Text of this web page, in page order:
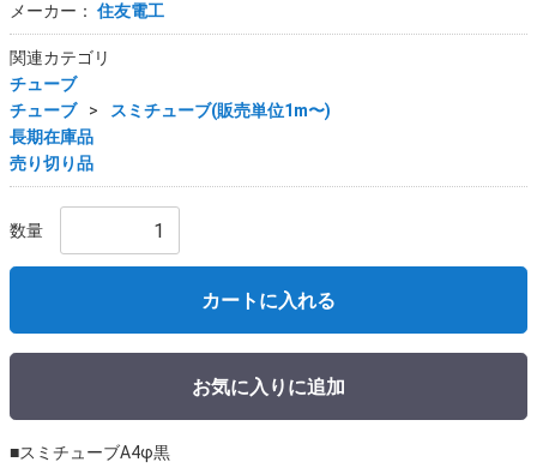
メーカー： 住友電工
関連カテゴリ
チューブ
チューブ
スミチューブ(販売単位1m〜)
長期在庫品
売り切り品
数量
カートに入れる
お気に入りに追加
■スミチューブA4φ黒